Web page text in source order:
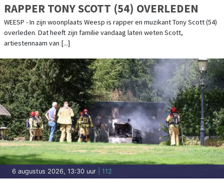
RAPPER TONY SCOTT (54) OVERLEDEN
WEESP - In zijn woonplaats Weesp is rapper en muzikant Tony Scott (54)
overleden. Dat heeft zijn familie vandaag laten weten Scott,
artiestennaam van [...]
6 augustus 2026, 13:30 uur | 112